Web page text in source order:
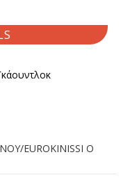
EUROKINISSI Ο